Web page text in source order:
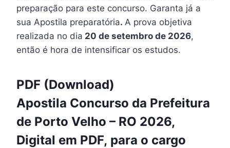
preparação para este concurso. Garanta já a
sua Apostila preparatória. A prova objetiva
realizada no dia 20 de setembro de 2026,
então é hora de intensificar os estudos.
PDF (Download)
Apostila Concurso da Prefeitura
de Porto Velho – RO 2026,
Digital em PDF, para o cargo